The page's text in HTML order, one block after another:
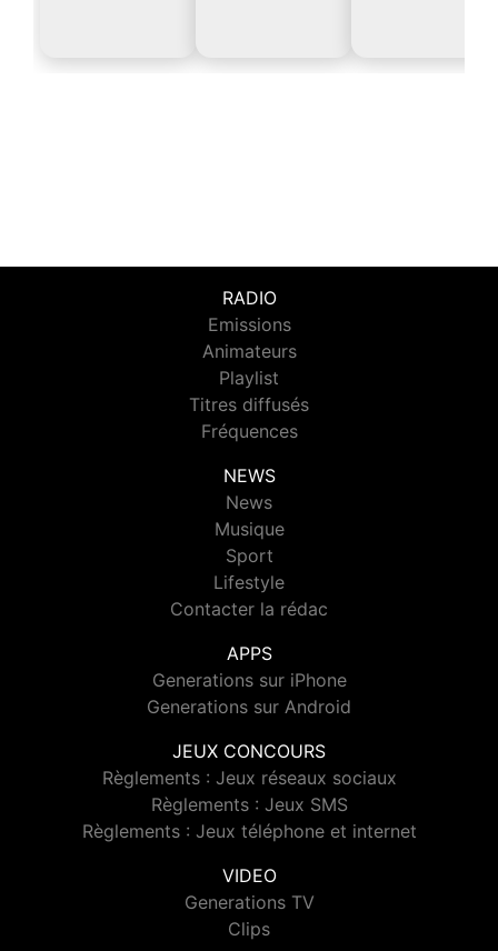
RADIO
Emissions
Animateurs
Playlist
Titres diffusés
Fréquences
NEWS
News
Musique
Sport
Lifestyle
Contacter la rédac
APPS
Generations sur iPhone
Generations sur Android
JEUX CONCOURS
Règlements : Jeux réseaux sociaux
Règlements : Jeux SMS
Règlements : Jeux téléphone et internet
VIDEO
Generations TV
Clips